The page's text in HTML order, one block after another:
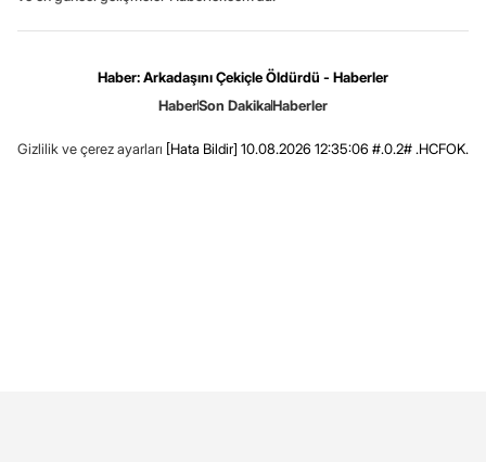
Haber: Arkadaşını Çekiçle Öldürdü - Haberler
HaberSon DakikaHaberler
Gizlilik ve çerez ayarları [Hata Bildir] 10.08.2026 12:35:06 #.0.2# .HCFOK.